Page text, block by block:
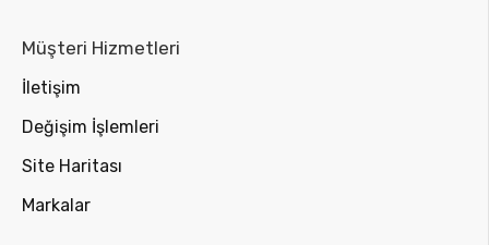
Müşteri Hizmetleri
İletişim
Değişim İşlemleri
Site Haritası
Markalar